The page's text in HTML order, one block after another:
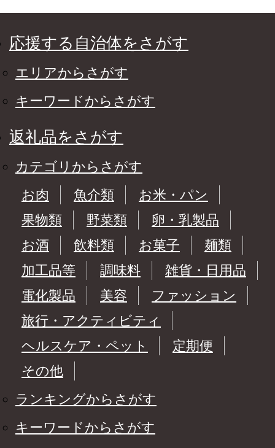
応援する自治体をさがす
エリアからさがす
キーワードからさがす
返礼品をさがす
カテゴリからさがす
お肉
魚介類
お米・パン
果物類
野菜類
卵・乳製品
お酒
飲料類 お菓子
麺類
加工品等
調味料
雑貨・日用品
電化製品
美容
ファッション
旅行・アクティビティ
ヘルスケア・ペット
定期便
その他
ランキングからさがす
キーワードからさがす